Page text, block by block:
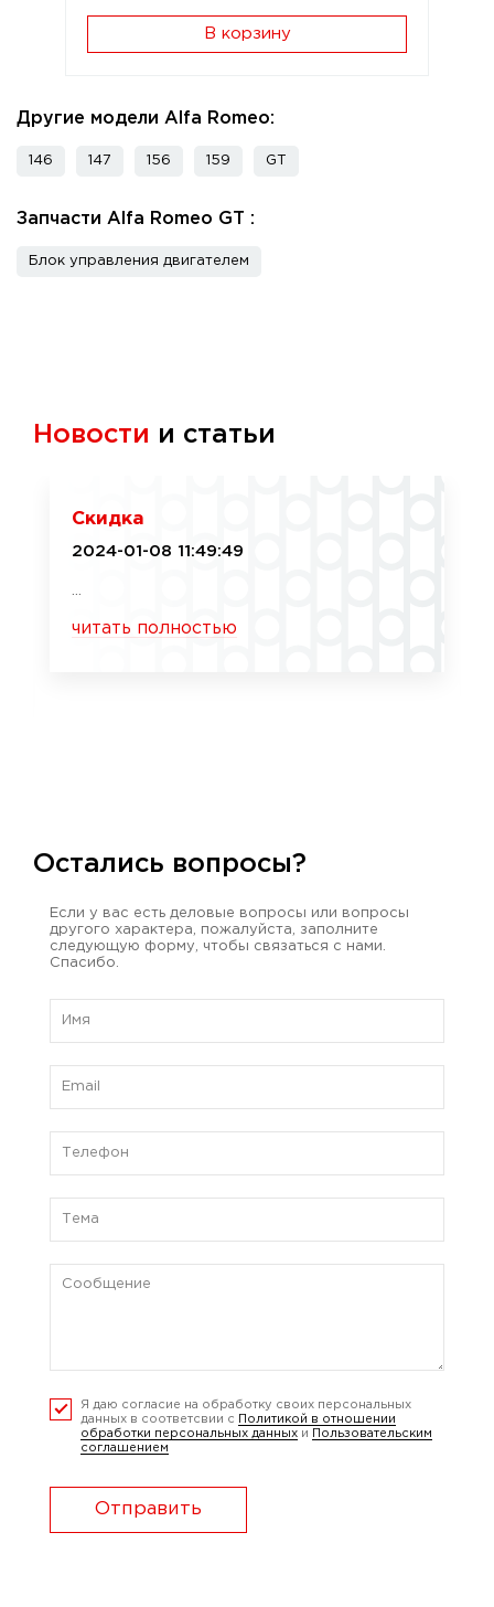
В корзину
Другие модели Alfa Romeo:
146 147 156 159 GT
Запчасти Alfa Romeo GT :
Блок управления двигателем
Новости и статьи
Скидка
2024-01-08 11:49:49
читать полностью
Остались вопросы?
Если у вас есть деловые вопросы или вопросы
другого характера, пожалуйста, заполните
следующую форму, чтобы связаться с нами.
Спасибо.
Я даю согласие на обработку своих персональных
данных в соответсвии с
Политикой в отношении
обработки персональных данных и
Пользовательским
соглашением
Отправить